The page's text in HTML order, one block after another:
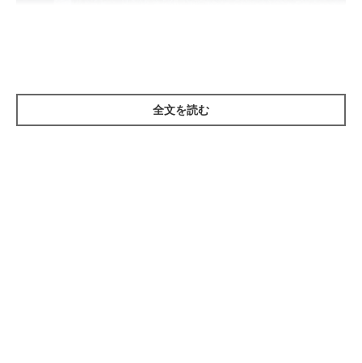
飼い主さんの服装だけが目立っている場合、車や自転車はそちら
に注目してワンちゃんには気が付かないということも。
全文を読む